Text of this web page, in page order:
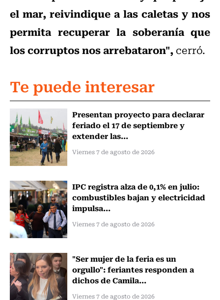
el mar, reivindique a las caletas y nos
permita recuperar la soberanía que
los corruptos nos arrebataron",cerró.
Te puede interesar
Presentan proyecto para declarar
feriado el 17 de septiembre y
extender las...
Viernes 7 de agosto de 2026
IPC registra alza de 0,1% en julio:
combustibles bajan y electricidad
impulsa...
Viernes 7 de agosto de 2026
"Ser mujer de la feria es un
orgullo": feriantes responden a
dichos de Camila...
Viernes 7 de agosto de 2026